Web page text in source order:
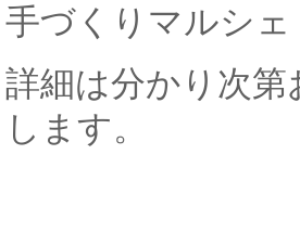
手づくりマルシ
詳細は分かり次第
します。